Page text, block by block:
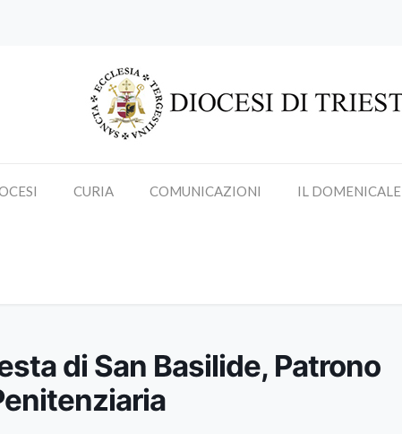
CURIA COMUNICAZIONI IL DOMENICALE
di San Basilide, Patrono